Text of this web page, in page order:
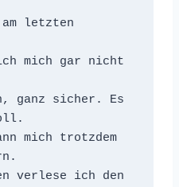
letzten
mich gar nicht
ganz sicher. Es
mich trotzdem
verlese ich den